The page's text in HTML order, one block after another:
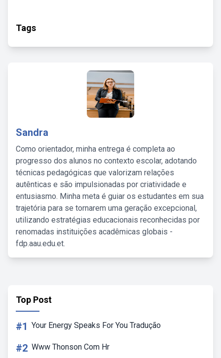
Tags
Sandra
Como orientador, minha entrega é completa ao
progresso dos alunos no contexto escolar, adotando
técnicas pedagógicas que valorizam relações
autênticas e são impulsionadas por criatividade e
entusiasmo. Minha meta é guiar os estudantes em sua
trajetória para se tornarem uma geração excepcional,
utilizando estratégias educacionais reconhecidas por
renomadas instituições acadêmicas globais -
fdp.aau.edu.et.
Top Post
#1 Your Energy Speaks For You Tradução
#2 Www Thonson Com Hr